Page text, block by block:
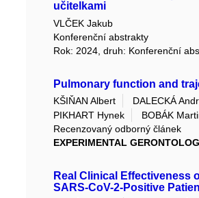
učitelkami
VLČEK Jakub
Konferenční abstrakty
Rok: 2024, druh: Konferenční
Pulmonary function and
KŠIŇAN Albert DALECKÁ
PIKHART Hynek
BOBÁK
Recenzovaný odborný článek
EXPERIMENTAL
Real Clinical Effectiveness
SARS-CoV-2-Positive